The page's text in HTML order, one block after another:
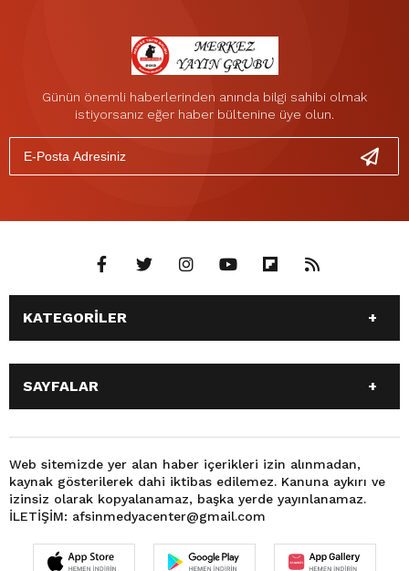
Günün önemli haberlerinden anında bilgi sahibi olmak
istiyorsanız eğer haber bültenine üye olun.
KATEGORİLER
ANASAYFA
GÜNDEM
SİYASET
SPOR
EKONOMİ
TEKNOLOJİ
3. SAYFA
BÜYÜKŞEHİR BELEDİYESİ
DÜNYA
FOTO GALERİ
KÜLTÜR SANAT
MAGAZİN
OTOMOBİL
SAĞLIK
VIDEO GALERİ
YEREL HABERLER
KÜNYE
SAYFALAR
SİYASET
EĞİTİM
SPOR
EKONOMİ
TEKNOLOJİ
3. SAYFA
FOTO GALERİ
KÜLTÜR SANAT
Web sitemizde yer alan haber içerikleri izin alınmadan,
kaynak gösterilerek dahi iktibas edilemez. Kanuna aykırı ve
izinsiz olarak kopyalanamaz, başka yerde yayınlanamaz.
İLETİŞİM: afsinmedyacenter@gmail.com